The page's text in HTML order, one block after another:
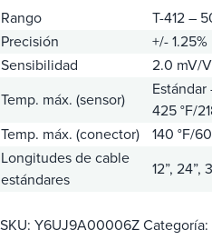
Rango
T-412 –
Precisión
+/- 1.25%
Sensibilidad
2.0 mV/V
Temp. máx. (sensor)
Estándar
425 °F/
Temp. máx. (conector)
140 °F/
Longitudes de cable
estándares
12”, 24”,
SKU: Y6UJ9A00006ZCategoría: